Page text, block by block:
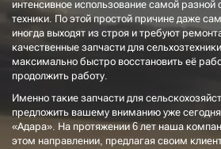
интенсивное использование самой разной
техники. По этой простой причине даже
иногда выходят из строя и требуют
качественные запчасти для
максимально быстро восстановить её
продолжить работу.
Именно такие запчасти для
предложить вашему вниманию уже
«Адара». На протяжении 6 лет наша
этом направлении, предлагая своим